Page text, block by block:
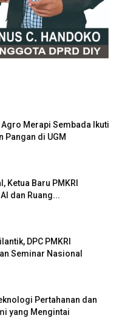
Merapi Sembada Ikuti
Pangan di UGM
Ketua Baru PMKRI
dan Ruang...
DPC PMKRI
Seminar Nasional
Pertahanan dan
yang Mengintai